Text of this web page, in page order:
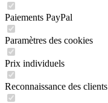
Paiements PayPal
Paramètres des cookies
Prix individuels
Reconnaissance des clients